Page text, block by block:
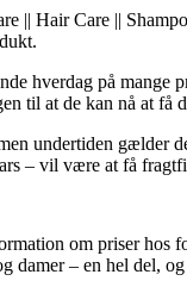
|| Hair Care ||
hverdag på
til at de kan nå at
undertiden gælder
– vil være at få
om priser
damer – en hel del,